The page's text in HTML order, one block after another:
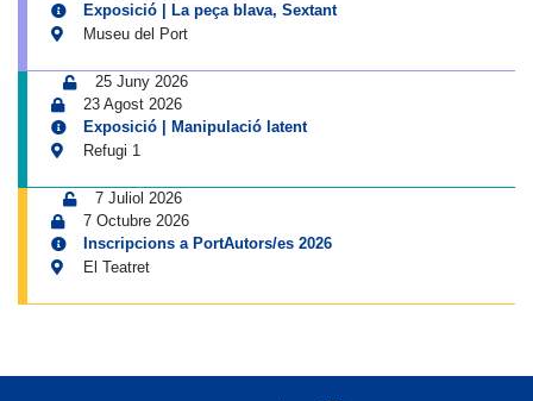
Exposició | La peça blava, Sextant
Museu del Port
25 Juny 2026
23 Agost 2026
Exposició | Manipulació latent
Refugi 1
7 Juliol 2026
7 Octubre 2026
Inscripcions a PortAutors/es 2026
El Teatret